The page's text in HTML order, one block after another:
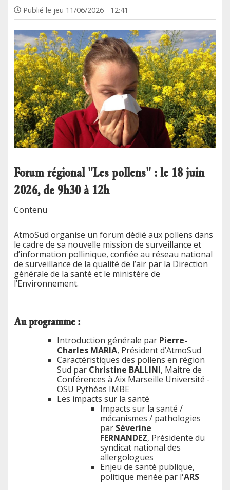
Publié le jeu 11/06/2026 - 12:41
Forum régional "Les pollens" : le 18 juin
2026, de 9h30 à 12h
Contenu
AtmoSud organise un forum dédié aux pollens dans
le cadre de sa nouvelle mission de surveillance et
d’information pollinique, confiée au réseau national
de surveillance de la qualité de l’air par la Direction
générale de la santé et le ministère de
l’Environnement.
Au programme :
Introduction générale par Pierre-
Charles MARIA, Président d’AtmoSud
Caractéristiques des pollens en région
Sud par Christine BALLINI, Maitre de
Conférences à Aix Marseille Université -
OSU Pythéas IMBE
Les impacts sur la santé
Impacts sur la santé /
mécanismes / pathologies
par Séverine
FERNANDEZ, Présidente du
syndicat national des
allergologues
Enjeu de santé publique,
politique menée par l'ARS